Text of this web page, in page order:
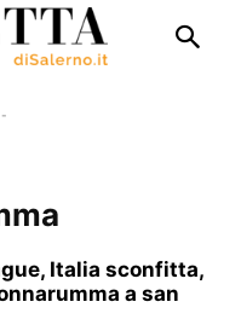
Italia sconfitta,
a san